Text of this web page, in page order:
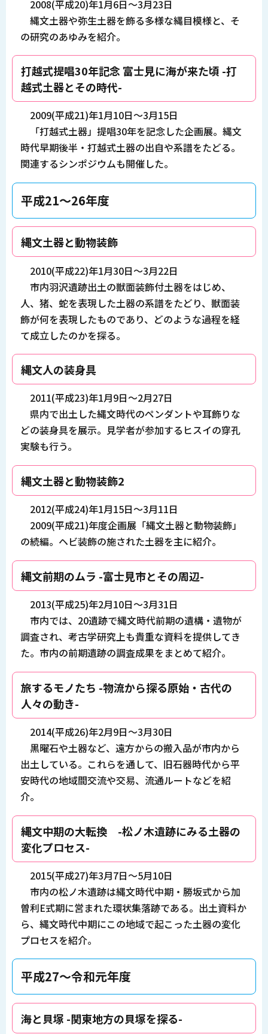
2008(平成20)年1月6日～3月23日
縄文土器や弥生土器を飾る多様な縄目模様と、そ
の研究のあゆみを紹介。
打越式提唱30年記念 富士見に海が来た頃 -打
越式土器とその時代-
2009(平成21)年1月10日～3月15日
「打越式土器」提唱30年を記念した企画展。縄文
時代早期後半・打越式土器の出自や系譜をたどる。
関連するシンポジウムも開催した。
平成21～26年度
縄文土器と動物装飾
2010(平成22)年1月30日～3月22日
市内羽沢遺跡出土の獣面装飾付土器をはじめ、
人、猪、蛇を表現した土器の系譜をたどり、獣面装
飾が何を表現したものであり、どのような過程を経
て成立したのかを探る。
縄文人の装身具
2011(平成23)年1月9日～2月27日
県内で出土した縄文時代のペンダントや耳飾りな
どの装身具を展示。見学者が参加するヒスイの穿孔
実験も行う。
縄文土器と動物装飾2
2012(平成24)年1月15日～3月11日
2009(平成21)年度企画展「縄文土器と動物装飾」
の続編。ヘビ装飾の施された土器を主に紹介。
縄文前期のムラ -富士見市とその周辺-
2013(平成25)年2月10日～3月31日
市内では、20遺跡で縄文時代前期の遺構・遺物が
調査され、考古学研究上も貴重な資料を提供してき
た。市内の前期遺跡の調査成果をまとめて紹介。
旅するモノたち -物流から探る原始・古代の
人々の動き-
2014(平成26)年2月9日～3月30日
黒曜石や土器など、遠方からの搬入品が市内から
出土している。これらを通して、旧石器時代から平
安時代の地域間交流や交易、流通ルートなどを紹
介。
縄文中期の大転換 -松ノ木遺跡にみる土器の
変化プロセス-
2015(平成27)年3月7日～5月10日
市内の松ノ木遺跡は縄文時代中期・勝坂式から加
曽利E式期に営まれた環状集落跡である。出土資料か
ら、縄文時代中期にこの地域で起こった土器の変化
プロセスを紹介。
平成27～令和元年度
海と貝塚 -関東地方の貝塚を探る-